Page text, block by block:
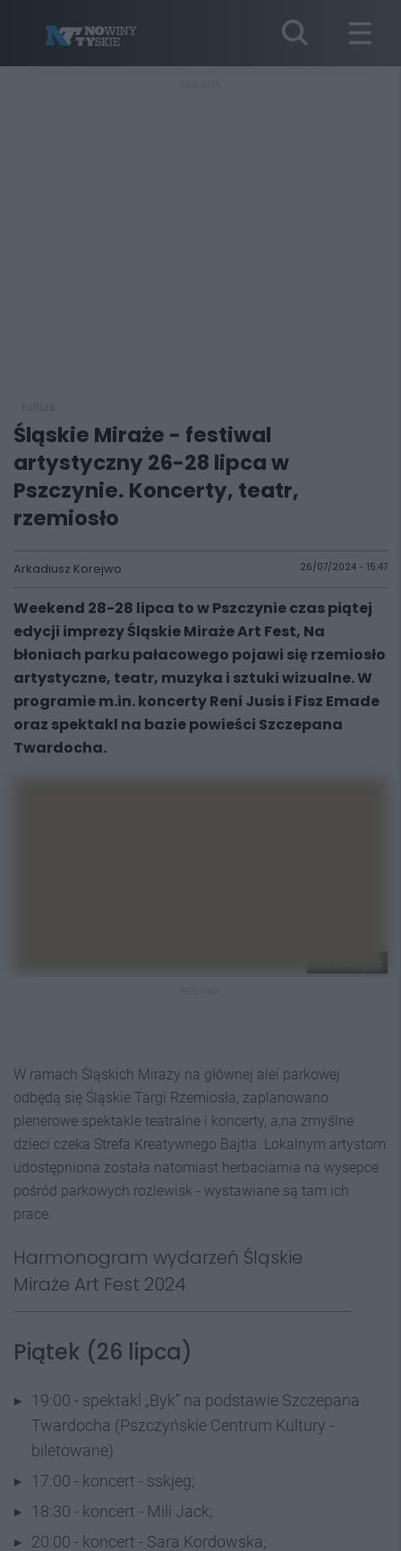
Śląskie Miraże - festiwal
artystyczny 26-28 lipca w
Pszczynie. Koncerty, teatr,
rzemiosło
Arkadiusz Korejwo 26/07/2024 - 15:47
Weekend 28-28 lipca to w Pszczynie czas piątej
edycji imprezy Śląskie Miraże Art Fest, Na
błoniach parku pałacowego pojawi się rzemiosło
artystyczne, teatr, muzyka i sztuki wizualne. W
programie m.in. koncerty Reni Jusis i Fisz Emade
oraz spektakl na bazie powieści Szczepana
Twardocha.
W ramach Śląskich Miraży na głównej alei parkowej
odbędą się Śląskie Targi Rzemiosła; zaplanowano
plenerowe spektakle teatralne i koncerty, a,na zmyślne
dzieci czeka Strefa Kreatywnego Bajtla. Lokalnym artystom
udostępniona została natomiast herbaciarnia na wysepce
pośród parkowych rozlewisk - wystawiane są tam ich
prace.
Harmonogram wydarzeń Śląskie
Miraże Art Fest 2024
Piątek (26 lipca)
19:00 - spektakl „Byk” na podstawie Szczepana
Twardocha (Pszczyńskie Centrum Kultury -
biletowane)
17:00 - koncert - sskjeg;
18:30 - koncert - Mili Jack;
20:00 - koncert - Sara Kordowska;